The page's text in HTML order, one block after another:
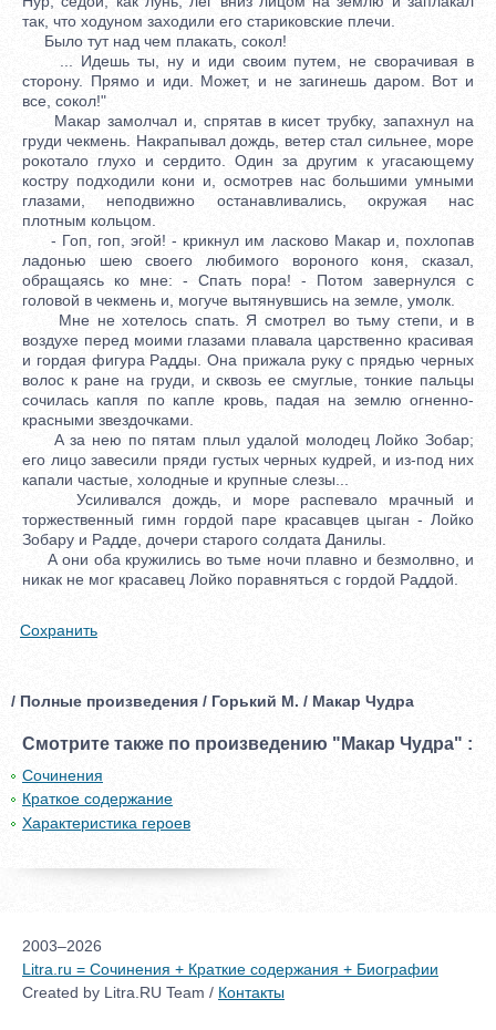
так, что ходуном заходили его стариковские плечи.
Было тут над чем плакать, сокол!
... Идешь ты, ну и иди своим путем, не сворачивая в
сторону. Прямо и иди. Может, и не загинешь даром. Вот и
все, сокол!"
Макар замолчал и, спрятав в кисет трубку, запахнул на
груди чекмень. Накрапывал дождь, ветер стал сильнее, море
рокотало глухо и сердито. Один за другим к угасающему
костру подходили кони и, осмотрев нас большими умными
глазами, неподвижно останавливались, окружая нас
плотным кольцом.
- Гоп, гоп, эгой! - крикнул им ласково Макар и, похлопав
ладонью шею своего любимого вороного коня, сказал,
обращаясь ко мне: - Спать пора! - Потом завернулся с
головой в чекмень и, могуче вытянувшись на земле, умолк.
Мне не хотелось спать. Я смотрел во тьму степи, и в
воздухе перед моими глазами плавала царственно красивая
и гордая фигура Радды. Она прижала руку с прядью черных
волос к ране на груди, и сквозь ее смуглые, тонкие пальцы
сочилась капля по капле кровь, падая на землю огненно-
красными звездочками.
А за нею по пятам плыл удалой молодец Лойко Зобар;
его лицо завесили пряди густых черных кудрей, и из-под них
капали частые, холодные и крупные слезы...
Усиливался дождь, и море распевало мрачный и
торжественный гимн гордой паре красавцев цыган - Лойко
Зобару и Радде, дочери старого солдата Данилы.
А они оба кружились во тьме ночи плавно и безмолвно, и
никак не мог красавец Лойко поравняться с гордой Раддой.
Сохранить
/ Полные произведения / Горький М. / Макар Чудра
Смотрите также по произведению "Макар Чудра" :
Сочинения
Краткое содержание
Характеристика героев
2003–2026
Litra.ru = Сочинения + Краткие содержания + Биографии
Created by Litra.RU Team / Контакты